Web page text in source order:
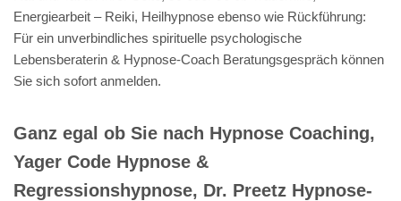
Energiearbeit – Reiki, Heilhypnose ebenso wie Rückführung:
Für ein unverbindliches spirituelle psychologische
Lebensberaterin & Hypnose-Coach Beratungsgespräch können
Sie sich sofort anmelden.
Ganz egal ob Sie nach Hypnose Coaching,
Yager Code Hypnose &
Regressionshypnose, Dr. Preetz Hypnose-